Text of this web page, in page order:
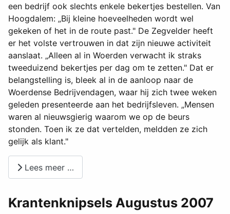
een bedrijf ook slechts enkele bekertjes bestellen. Van
Hoogdalem: „Bij kleine hoeveelheden wordt wel
gekeken of het in de route past." De Zegvelder heeft
er het volste vertrouwen in dat zijn nieuwe activiteit
aanslaat. „Alleen al in Woerden verwacht ik straks
tweeduizend bekertjes per dag om te zetten." Dat er
belangstelling is, bleek al in de aanloop naar de
Woerdense Bedrijvendagen, waar hij zich twee weken
geleden presenteerde aan het bedrijfsleven. „Mensen
waren al nieuwsgierig waarom we op de beurs
stonden. Toen ik ze dat vertelden, meldden ze zich
gelijk als klant."
Lees meer …
Krantenknipsels Augustus 2007